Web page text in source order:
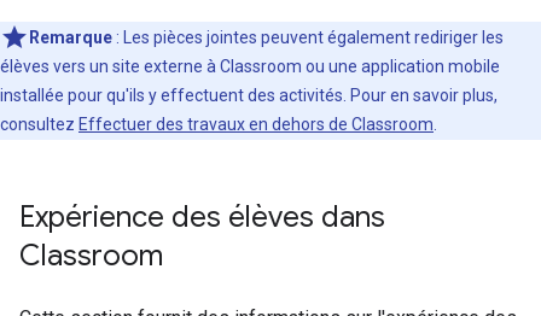
Remarque : Les pièces jointes peuvent également rediriger les
élèves vers un site externe à Classroom ou une application mobile
installée pour qu'ils y effectuent des activités. Pour en savoir plus,
consultez Effectuer des travaux en dehors de Classroom
Expérience des élèves dans
Classroom